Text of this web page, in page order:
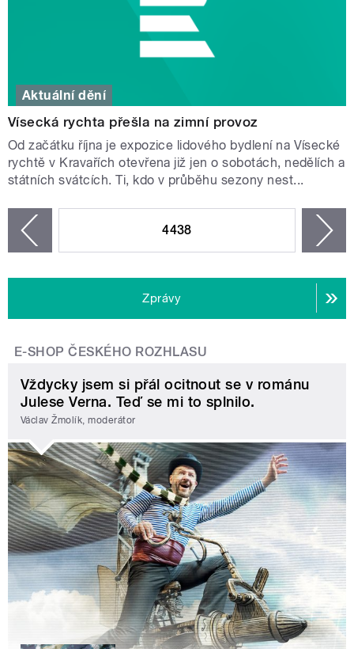
Aktuální dění
Vísecká rychta přešla na zimní provoz
Od začátku října je expozice lidového bydlení na Vísecké
rychtě v Kravařích otevřena již jen o sobotách, nedělích a
státních svátcích. Ti, kdo v průběhu sezony nest...
4438
Zprávy
E-SHOP ČESKÉHO ROZHLASU
Vždycky jsem si přál ocitnout se v románu
Julese Verna. Teď se mi to splnilo.
Václav Žmolík, moderátor